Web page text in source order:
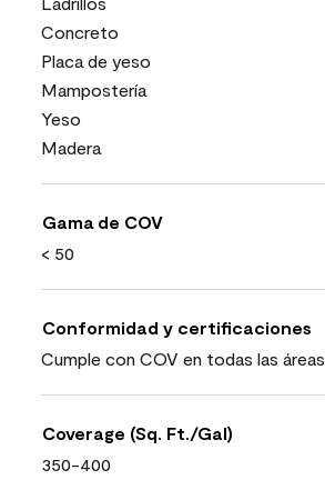
Concreto
Placa de yeso
Mampostería
Yeso
Madera
Gama de COV
< 50
Conformidad y certificaciones
Cumple con COV en todas las áreas
Coverage (Sq. Ft./Gal)
350-400